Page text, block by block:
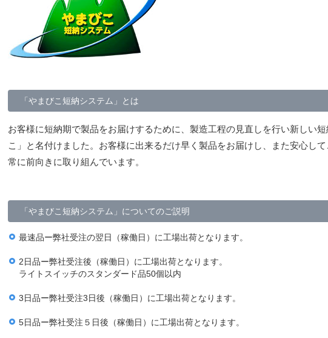
「やまびこ短納システム」とは
お客様に短納期で製品をお届けするために、製造工程の見直しを行い新しい
こ」と名付けました。お客様に出来るだけ早く製品をお届けし、また安心し
常に前向きに取り組んでいます。
「やまびこ短納システム」についてのご説明
最速品ー弊社受注の翌日（稼働日）に工場出荷となります。
2日品ー弊社受注後（稼働日）に工場出荷となります。
ライトスイッチのスタンダード品50個以内
3日品ー弊社受注3日後（稼働日）に工場出荷となります。
5日品ー弊社受注５日後（稼働日）に工場出荷となります。